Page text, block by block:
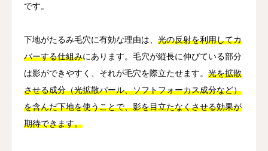
です。
下地がたるみ毛穴に有効な理由は、 光の反射を利用してカ
バーする仕組みにあります。毛穴が縦長に伸びている部分
は影ができやすく、それが毛穴を際立たせます。 光を拡散
させる成分（光拡散パール、ソフトフォーカス成分など）
を含んだ下地を使うことで、影を目立たなくさせる効果が
期待できます。